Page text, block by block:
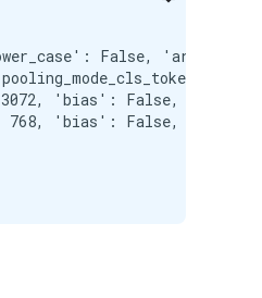
False,
'bias': False,
'bias': False,